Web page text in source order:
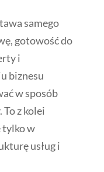
samego
gotowość do
i
biznesu
w sposób
z kolei
tylko w
usług i